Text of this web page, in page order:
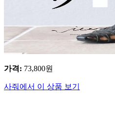
가격: 73,800원
사줘에서 이 상품 보기